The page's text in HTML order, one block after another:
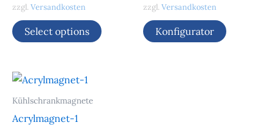
zzgl. Versandkosten
Select options
zzgl. Versandkosten
Konfigurator
Kühlschrankmagnete
Acrylmagnet-1